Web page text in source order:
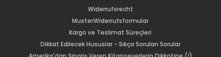
Widerrufsrecht
MusterWiderrufsformular
Kargo ve Teslimat Süreçleri
Dikkat Edilecek Hususlar - Sıkça Sorulan Sorular